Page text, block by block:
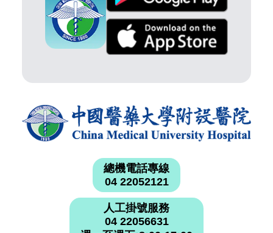
總機電話專線
04 22052121
人工掛號服務
04 22056631